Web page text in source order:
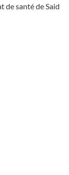
de santé de Said